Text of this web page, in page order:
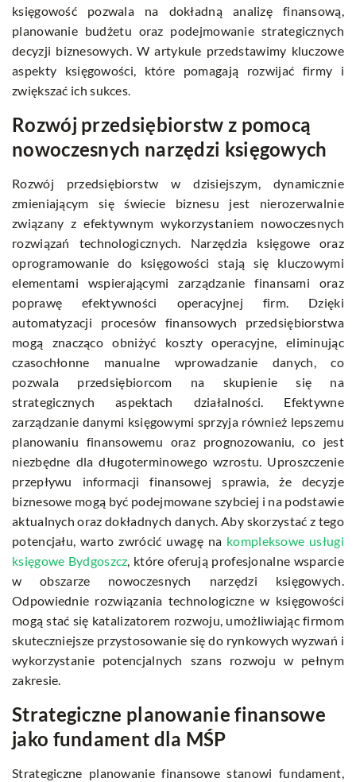
księgowość pozwala na dokładną analizę finansową,
planowanie budżetu oraz podejmowanie strategicznych
decyzji biznesowych. W artykule przedstawimy kluczowe
aspekty księgowości, które pomagają rozwijać firmy i
zwiększać ich sukces.
Rozwój przedsiębiorstw z pomocą
nowoczesnych narzędzi księgowych
Rozwój przedsiębiorstw w dzisiejszym, dynamicznie
zmieniającym się świecie biznesu jest nierozerwalnie
związany z efektywnym wykorzystaniem nowoczesnych
rozwiązań technologicznych. Narzędzia księgowe oraz
oprogramowanie do księgowości stają się kluczowymi
elementami wspierającymi zarządzanie finansami oraz
poprawę efektywności operacyjnej firm. Dzięki
automatyzacji procesów finansowych przedsiębiorstwa
mogą znacząco obniżyć koszty operacyjne, eliminując
czasochłonne manualne wprowadzanie danych, co
pozwala przedsiębiorcom na skupienie się na
strategicznych aspektach działalności. Efektywne
zarządzanie danymi księgowymi sprzyja również lepszemu
planowaniu finansowemu oraz prognozowaniu, co jest
niezbędne dla długoterminowego wzrostu. Uproszczenie
przepływu informacji finansowej sprawia, że decyzje
biznesowe mogą być podejmowane szybciej i na podstawie
aktualnych oraz dokładnych danych. Aby skorzystać z tego
potencjału, warto zwrócić uwagę na kompleksowe usługi
księgowe Bydgoszcz, które oferują profesjonalne wsparcie
w obszarze nowoczesnych narzędzi księgowych.
Odpowiednie rozwiązania technologiczne w księgowości
mogą stać się katalizatorem rozwoju, umożliwiając firmom
skuteczniejsze przystosowanie się do rynkowych wyzwań i
wykorzystanie potencjalnych szans rozwoju w pełnym
zakresie.
Strategiczne planowanie finansowe
jako fundament dla MŚP
Strategiczne planowanie finansowe stanowi fundament,